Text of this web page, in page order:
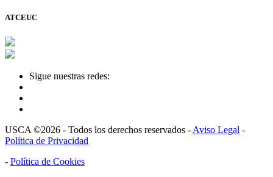
ATCEUC
Sigue nuestras redes:
USCA ©2026 - Todos los derechos reservados - Aviso Legal -
Política de Privacidad
- Política de Cookies